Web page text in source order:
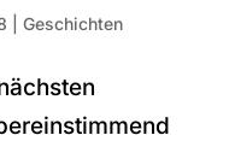
Geschichten